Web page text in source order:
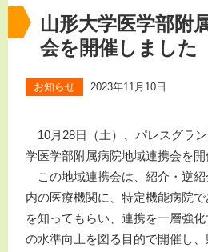
山形大学医学部附
会を開催しました
お知らせ 2023年11月10日
10月28日（土）、パレスグラ
学医学部附属病院地域連携会を開
この地域連携会は、紹介・逆紹
内の医療機関に、特定機能病院
を知ってもらい、連携を一層強
の水準向上を図る目的で開催し